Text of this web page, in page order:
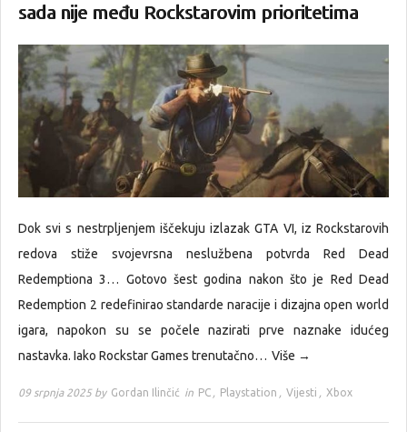
sada nije među Rockstarovim prioritetima
Dok svi s nestrpljenjem iščekuju izlazak GTA VI, iz Rockstarovih
redova stiže svojevrsna neslužbena potvrda Red Dead
Redemptiona 3… Gotovo šest godina nakon što je Red Dead
Redemption 2 redefinirao standarde naracije i dizajna open world
igara, napokon su se počele nazirati prve naznake idućeg
nastavka. Iako Rockstar Games trenutačno… Više →
09 srpnja 2025 by Gordan Ilinčić in PC , Playstation , Vijesti , Xbox